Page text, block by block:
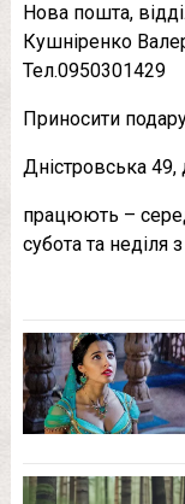
Нова пошта,
Кушніренко
Тел.0950301429
Приносити
Дністровська 49,
працюють –
субота та неділя